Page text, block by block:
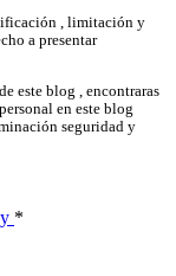
, limitación y
a presentar
este blog , encontraras
en este blog
seguridad y
*